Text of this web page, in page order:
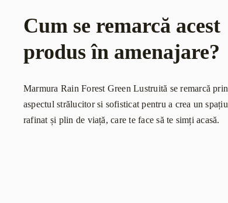
Cum se remarcă acest
produs în amenajare?
Marmura Rain Forest Green Lustruită se remarcă prin
aspectul strălucitor si sofisticat pentru a crea un spațiu
rafinat și plin de viață, care te face să te simți acasă.